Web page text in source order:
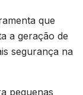
que
a geração de
segurança na
pequenas